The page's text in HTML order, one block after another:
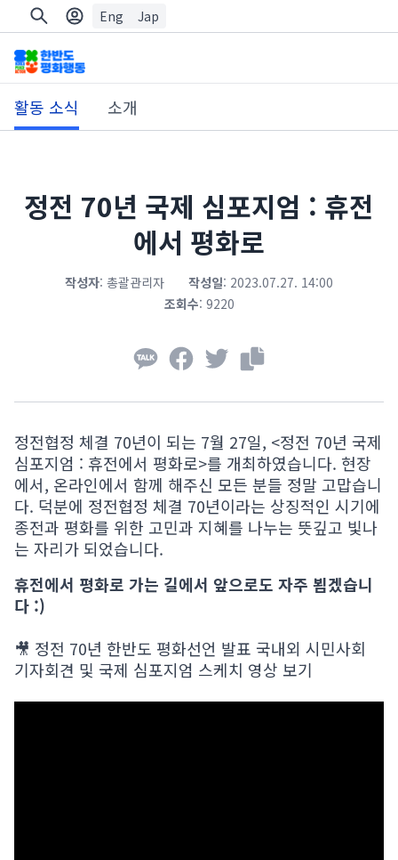
Eng Jap
활동 소식 소개
정전 70년 국제 심포지엄 : 휴전
에서 평화로
작성자: 총괄관리자 작성일: 2023.07.27. 14:00
조회수: 9220
정전협정 체결 70년이 되는 7월 27일, <정전 70년 국제
심포지엄 : 휴전에서 평화로>를 개최하였습니다. 현장
에서, 온라인에서 함께 해주신 모든 분들 정말 고맙습니
다. 덕분에 정전협정 체결 70년이라는 상징적인 시기에
종전과 평화를 위한 고민과 지혜를 나누는 뜻깊고 빛나
는 자리가 되었습니다.
휴전에서 평화로 가는 길에서 앞으로도 자주 뵙겠습니
다 :)
🎥 정전 70년 한반도 평화선언 발표 국내외 시민사회
기자회견 및 국제 심포지엄 스케치 영상 보기